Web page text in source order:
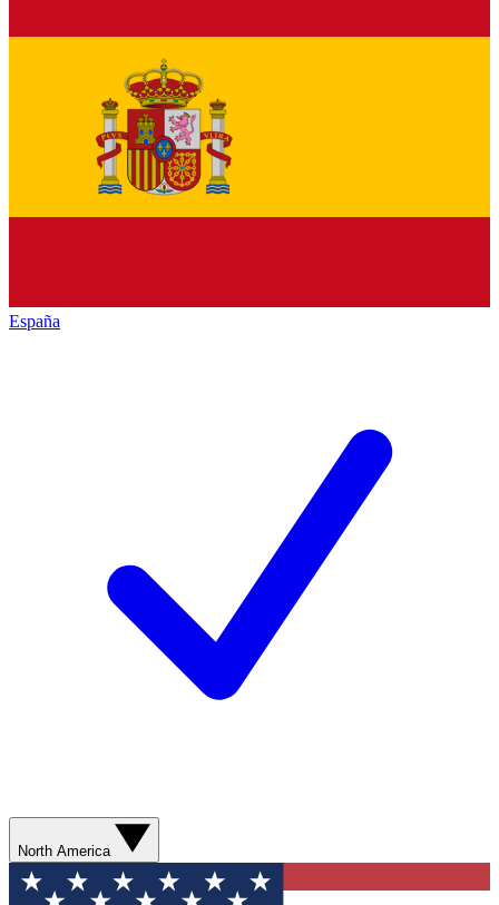
España
North America